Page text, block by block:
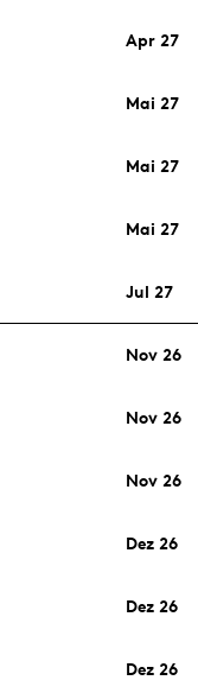
Apr 27
Mai 27
Mai 27
Mai 27
Jul 27
Nov 26
Nov 26
Nov 26
Dez 26
Dez 26
Dez 26